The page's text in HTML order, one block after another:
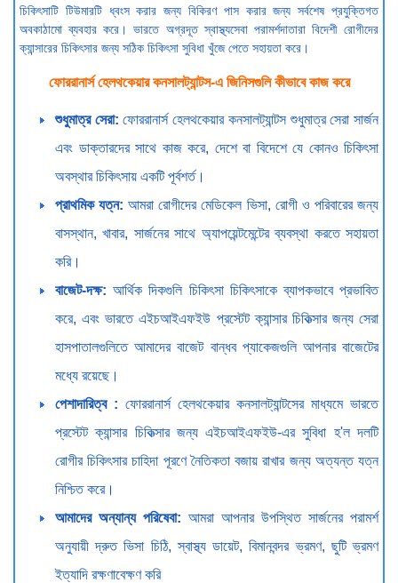
চিকিৎসাটি টিউমারটি ধ্বংস করার জন্য বিকিরণ পাস করার জন্য সর্বশেষ প্রযুক্তিগত
অবকাঠামো ব্যবহার করে। ভারতে অগ্রদূত স্বাস্থ্যসেবা পরামর্শদাতারা বিদেশী রোগীদের
ক্যান্সারের চিকিৎসার জন্য সঠিক চিকিৎসা সুবিধা খুঁজে পেতে সহায়তা করে।
ফোররানার্স হেলথকেয়ার কনসালট্যান্টস-এ জিনিসগুলি কীভাবে কাজ করে
শুধুমাত্র সেরা:ফোররানার্স হেলথকেয়ার কনসালট্যান্টস শুধুমাত্র সেরা সার্জন
এবং ডাক্তারদের সাথে কাজ করে, দেশে বা বিদেশে যে কোনও চিকিৎসা
অবস্থার চিকিৎসায় একটি পূর্বশর্ত।
প্রাথমিক যত্ন: আমরা রোগীদের মেডিকেল ভিসা, রোগী ও পরিবারের জন্য
বাসস্থান, খাবার, সার্জনের সাথে অ্যাপয়েন্টমেন্টের ব্যবস্থা করতে সহায়তা
করি।
বাজেট-দক্ষ:আর্থিক দিকগুলি চিকিৎসা চিকিৎসাকে ব্যাপকভাবে প্রভাবিত
করে, এবং ভারতে এইচআইএফইউ প্রস্টেট ক্যান্সার চিকিত্সার জন্য সেরা
হাসপাতালগুলিতে আমাদের বাজেট বান্ধব প্যাকেজগুলি আপনার বাজেটের
মধ্যে রয়েছে।
পেশাদারিত্ব : ফোররানার্স হেলথকেয়ার কনসালট্যান্টসের মাধ্যমে ভারতে
প্রস্টেট ক্যান্সার চিকিত্সার জন্য এইচআইএফইউ-এর সুবিধা হ'ল দলটি
রোগীর চিকিৎসার চাহিদা পূরণে নৈতিকতা বজায় রাখার জন্য অত্যন্ত যত্ন
নিশ্চিত করে।
আমাদের অন্যান্য পরিষেবা: আমরা আপনার উপস্থিত সার্জনের পরামর্শ
অনুযায়ী দ্রুত ভিসা চিঠি, স্বাস্থ্য ডায়েট, বিমানবন্দর ভ্রমণ, ছুটি ভ্রমণ
ইত্যাদি রক্ষণাবেক্ষণ করি